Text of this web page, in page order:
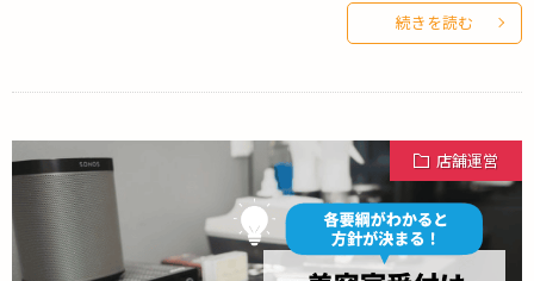
続きを読む
店舗運営